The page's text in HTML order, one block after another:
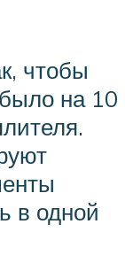
чтобы
на 10
в одной